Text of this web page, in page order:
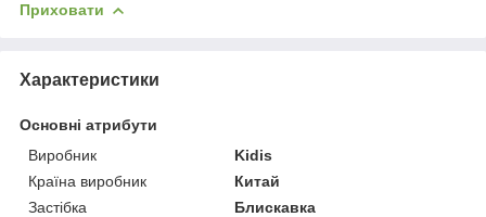
Приховати
Характеристики
Основні атрибути
Виробник
Kidis
Країна виробник
Китай
Застібка
Блискавка